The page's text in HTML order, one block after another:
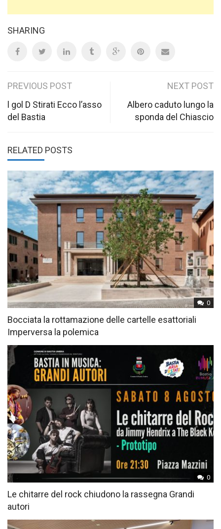
SHARING
Post
navigation
PREVIOUS POST
l gol D Stirati Ecco l’asso
del Bastia
NEXT POST
Albero caduto lungo la
sponda del Chiascio
RELATED POSTS
0
Bocciata la rottamazione delle cartelle esattoriali
Imperversa la polemica
0
Le chitarre del rock chiudono la rassegna Grandi
autori